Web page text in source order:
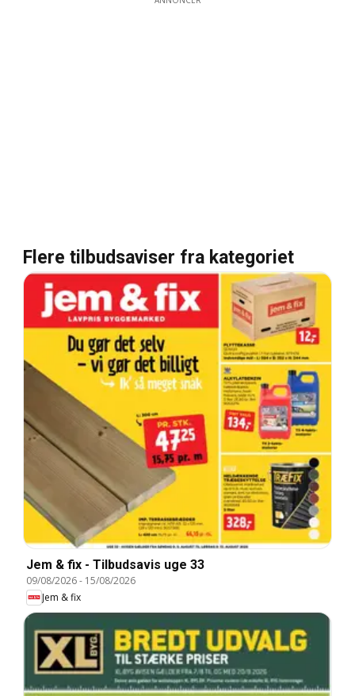
Flere tilbudsaviser fra kategoriet
Jem & fix - Tilbudsavis uge 33
09/08/2026- 15/08/2026
Jem & fix